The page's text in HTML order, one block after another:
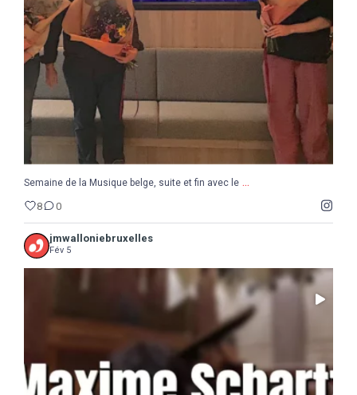
Semaine de la Musique belge, suite et fin avec le ...
8 0
jmwalloniebruxelles
Fév 5